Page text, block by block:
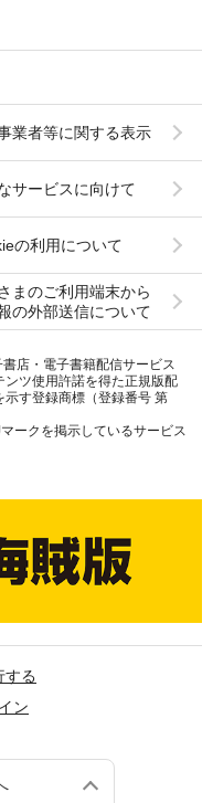
業者等に関する表示
サービスに向けて
の利用について
まのご利用端末から
の外部送信について
店・電子書籍配信サービス
ンツ使用許諾を得た正規版配
す登録商標（登録番号 第
ークを掲示しているサービス
する
ン